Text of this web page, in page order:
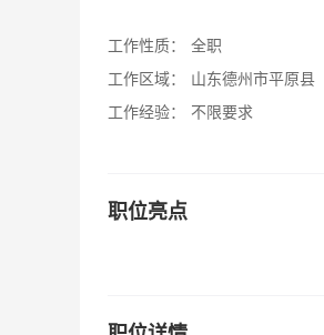
工作性质：
全职
工作区域：
山东德州市平原县
工作经验：
不限要求
职位亮点